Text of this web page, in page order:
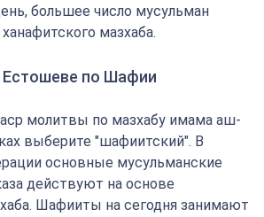
большее число мусульман
мазхаба.
Естошеве по Шафии
молитвы по мазхабу имама аш-
выберите "шафиитский". В
основные мусульманские
действуют на основе
Шафииты на сегодня занимают